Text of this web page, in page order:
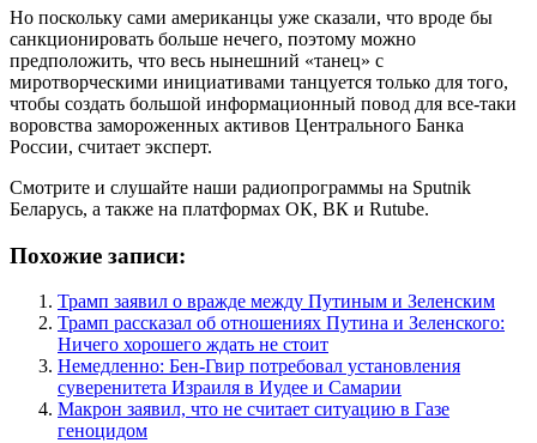
Но поскольку сами американцы уже сказали, что вроде бы
санкционировать больше нечего, поэтому можно
предположить, что весь нынешний «танец» с
миротворческими инициативами танцуется только для того,
чтобы создать большой информационный повод для все-таки
воровства замороженных активов Центрального Банка
России, считает эксперт.
Смотрите и слушайте наши радиопрограммы на Sputnik
Беларусь, а также на платформах ОК, ВК и Rutube.
Похожие записи:
Трамп заявил о вражде между Путиным и Зеленским
Трамп рассказал об отношениях Путина и Зеленского:
Ничего хорошего ждать не стоит
Немедленно: Бен-Гвир потребовал установления
суверенитета Израиля в Иудее и Самарии
Макрон заявил, что не считает ситуацию в Газе
геноцидом